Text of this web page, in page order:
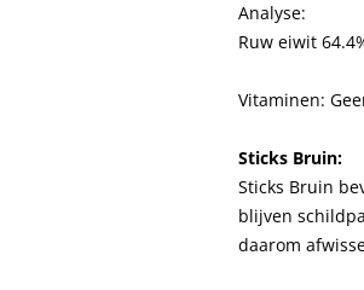
Analyse:
Ruw eiwit
Vitaminen:
Sticks Bruin:
Sticks Bruin
blijven
daarom